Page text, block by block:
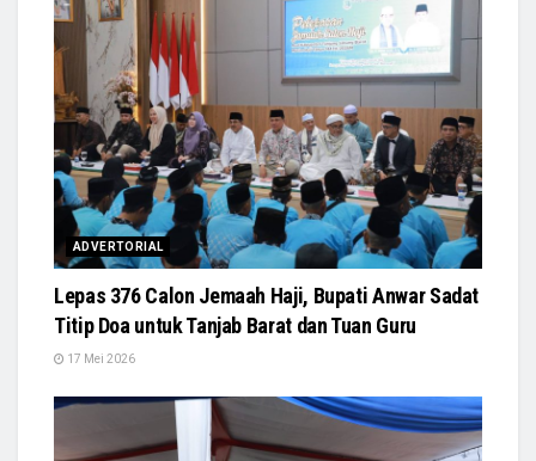
ADVERTORIAL
Lepas 376 Calon Jemaah Haji, Bupati Anwar Sadat
Titip Doa untuk Tanjab Barat dan Tuan Guru
17 Mei 2026